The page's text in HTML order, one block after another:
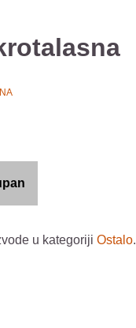
u kategoriji Ostalo.